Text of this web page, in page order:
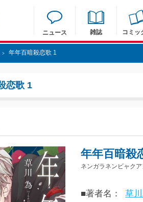
ニュース 雑誌 コミッ
> 年年百暗殺恋歌 1
恋歌 1
年年百暗殺
ネンガラネンビャク
■著者名：
草